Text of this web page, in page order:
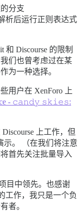
分支
析后运行正则表达式
Discourse 的限制
们也曾考虑过在某
为一种选择。
用户在 XenForo 上
- 𝚌𝚊𝚗𝚍𝚢 𝚜𝚔𝚒𝚎𝚜:
上工作，但
示。 （在我们将注意
首先关注批量导入
目中领先。也感谢
工作，我只是一个负
者。